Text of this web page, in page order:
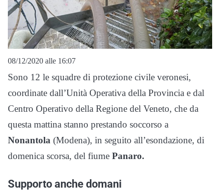
08/12/2020 alle 16:07
Sono 12 le squadre di protezione civile veronesi,
coordinate dall’Unità Operativa della Provincia e dal
Centro Operativo della Regione del Veneto, che da
questa mattina stanno prestando soccorso a
Nonantola (Modena), in seguito all’esondazione, di
domenica scorsa, del fiume Panaro.
Supporto anche domani